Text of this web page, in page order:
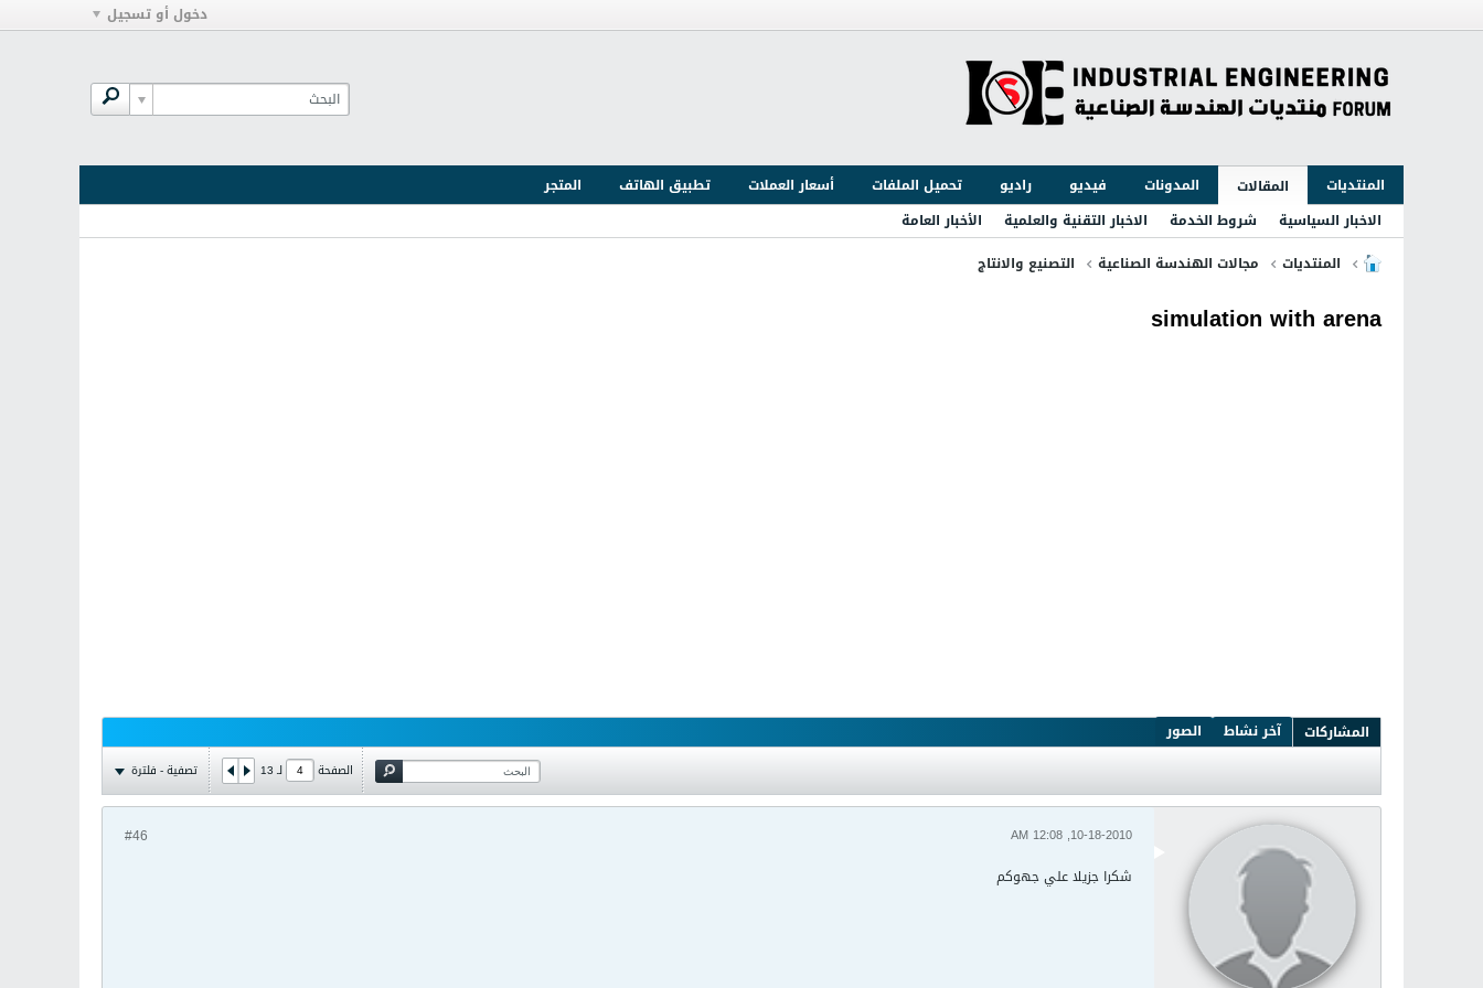
دخول أو تسجيل
المنتديات المقالات المدونات فيديو راديو تحميل الملفات أسعار العملات تطبيق الهاتف
المتجر
الاخبار السياسية
شروط الخدمة الاخبار التقنية والعلمية
الأخبار العامة
المنتديات
مجالات الهندسة الصناعية التصنيع والانتاج
simulation with arena
المشاركات آخر نشاط الصور
الصفحة لـ13 تصفية - فلترة
#46 10-18-2010, 12:08 AM
شكرا جزيلا علي جهوكم